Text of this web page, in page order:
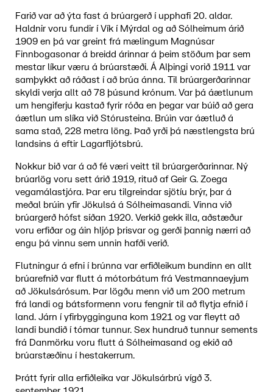
Farið var að ýta fast á brúargerð í upphafi 20. aldar.
Haldnir voru fundir í Vík í Mýrdal og að Sólheimum árið
1909 en þá var greint frá mælingum Magnúsar
Finnbogasonar á breidd árinnar á þeim stöðum þar sem
mestar líkur væru á brúarstæði. Á Alþingi vorið 1911 var
samþykkt að ráðast í að brúa ánna. Til brúargerðarinnar
skyldi verja allt að 78 þúsund krónum. Var þá áætlunum
um hengiferju kastað fyrir róða en þegar var búið að gera
áætlun um slíka við Stórusteina. Brúin var áætluð á
sama stað, 228 metra löng. Það yrði þá næstlengsta brú
landsins á eftir Lagarfljótsbrú.
Nokkur bið var á að fé væri veitt til brúargerðarinnar. Ný
brúarlög voru sett árið 1919, rituð af Geir G. Zoega
vegamálastjóra. Þar eru tilgreindar sjötíu brýr, þar á
meðal brúin yfir Jökulsá á Sólheimasandi. Vinna við
brúargerð hófst síðan 1920. Verkið gekk illa, aðstæður
voru erfiðar og áin hljóp þrisvar og gerði þannig nærri að
engu þá vinnu sem unnin hafði verið.
Flutningur á efni í brúnna var erfiðleikum bundinn en allt
brúarefnið var flutt á mótorbátum frá Vestmannaeyjum
að Jökulsárósum. Þar lögðu menn við um 200 metrum
frá landi og bátsformenn voru fengnir til að flytja efnið í
land. Járn í yfirbygginguna kom 1921 og var fleytt að
landi bundið í tómar tunnur. Sex hundruð tunnur sements
frá Danmörku voru flutt á Sólheimasand og ekið að
brúarstæðinu í hestakerrum.
Þrátt fyrir alla erfiðleika var Jökulsárbrú vígð 3.